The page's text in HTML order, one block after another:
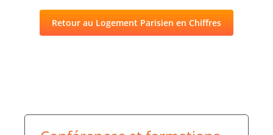
Retour au Logement Parisien en Chiffres